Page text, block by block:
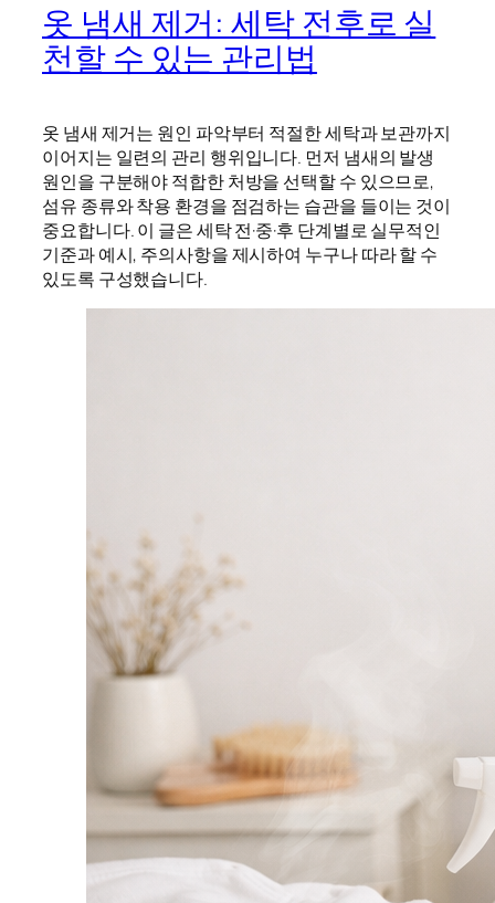
옷 냄새 제거: 세탁 전후로 실
천할 수 있는 관리법
옷 냄새 제거는 원인 파악부터 적절한 세탁과 보관까지
이어지는 일련의 관리 행위입니다. 먼저 냄새의 발생
원인을 구분해야 적합한 처방을 선택할 수 있으므로,
섬유 종류와 착용 환경을 점검하는 습관을 들이는 것이
중요합니다. 이 글은 세탁 전·중·후 단계별로 실무적인
기준과 예시, 주의사항을 제시하여 누구나 따라 할 수
있도록 구성했습니다.